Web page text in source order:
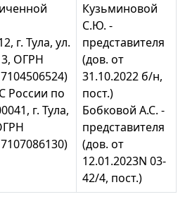
г. Тула, ул.
3, ОГРН
России по
г. Тула,
Кузьминовой
С.Ю. -
представителя
(дов. от
31.10.2022 б/н,
пост.)
Бобковой А.С. -
представителя
(дов. от
12.01.2023N 03-
42/4, пост.)